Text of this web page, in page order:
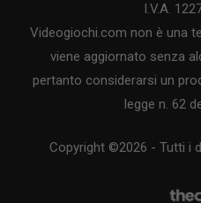
I.V.A.
Videogiochi.com non è una
viene aggiornato senza
pertanto considerarsi un
legge n. 62
Copyright ©2026 - Tutti i